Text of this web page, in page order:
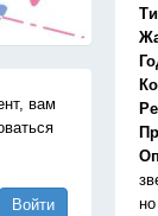
вам
Войти